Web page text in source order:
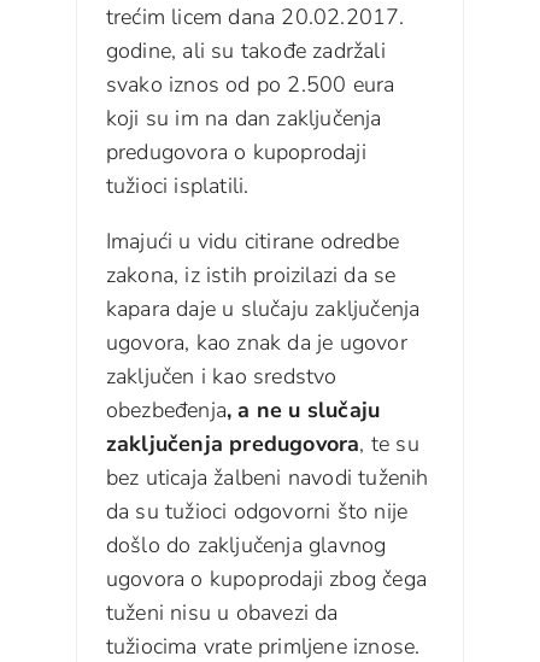
trećim licem dana 20.02.2017.
godine, ali su takođe zadržali
svako iznos od po 2.500 eura
koji su im na dan zaključenja
predugovora o kupoprodaji
tužioci isplatili.
Imajući u vidu citirane odredbe
zakona, iz istih proizilazi da se
kapara daje u slučaju zaključenja
ugovora, kao znak da je ugovor
zaključen i kao sredstvo
obezbeđenja, a ne u slučaju
zaključenja predugovora, te su
bez uticaja žalbeni navodi tuženih
da su tužioci odgovorni što nije
došlo do zaključenja glavnog
ugovora o kupoprodaji zbog čega
tuženi nisu u obavezi da
tužiocima vrate primljene iznose.